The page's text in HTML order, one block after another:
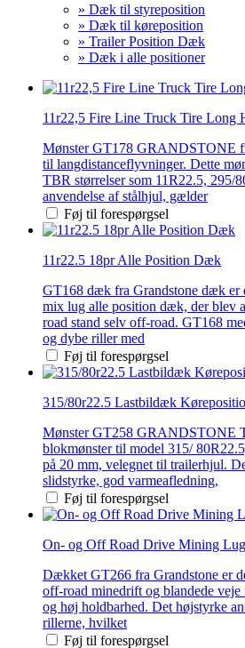
» Dæk til styreposition
» Dæk til køreposition
» Trailer Position Dæk
» Dæk i alle positioner
11r22,5 Fire Line Truck Tire Long
Mønster GT178 GRANDSTONE
til langdistanceflyvninger. Dette
TBR størrelser som 11R22.5, 295/
anvendelse af stålhjul, gælder
Føj til forespørgsel
11r22.5 18pr Alle Position Dæk
GT168 dæk fra Grandstone dæk er
mix lug alle position dæk, der blev
road stand selv off-road. GT168
og dybe riller med
Føj til forespørgsel
315/80r22.5 Lastbildæk
Mønster GT258 GRANDSTONE
blokmønster til model 315/
på 20 mm, velegnet til trailerhjul.
slidstyrke, god varmeafledning,
Føj til forespørgsel
On- og Off Road Drive Mining
Dækket GT266 fra Grandstone er
off-road minedrift og blandede veje
og høj holdbarhed. Det højstyrke
rillerne, hvilket
Føj til forespørgsel